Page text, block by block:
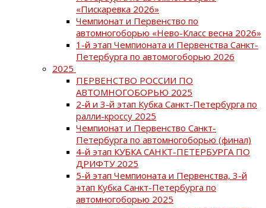
«Пискаревка 2026»
Чемпионат и Первенство по
автомногоборью «Нево-Класс весна 2026»
1-й этап Чемпионата и Первенства Санкт-
Петербурга по автомогоборью 2026
2025
ПЕРВЕНСТВО РОССИИ ПО
АВТОМНОГОБОРЬЮ 2025
2-й и 3-й этап Кубка Санкт-Петербурга по
ралли-кроссу 2025
Чемпионат и Первенство Санкт-
Петербурга по автомногоборью (финал)
4-й этап КУБКА САНКТ-ПЕТЕРБУРГА ПО
ДРИФТУ 2025
5-й этап Чемпионата и Первенства, 3-й
этап Кубка Санкт-Петербурга по
автомногоборью 2025